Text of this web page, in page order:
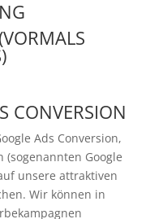
CONVERSION
Ads Conversion,
Google
unsere attraktiven
Wir können in